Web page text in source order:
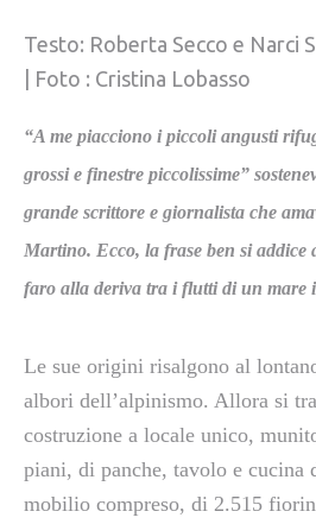
Testo: Roberta Secco e Narci
| Foto : Cristina Lobasso
“A me piacciono i piccoli angusti
grossi e finestre piccolissime”
grande scrittore e giornalista che
Martino. Ecco, la frase ben si addice
faro alla deriva tra i flutti di un mare
Le sue origini risalgono al
albori dell’alpinismo. Allora si
costruzione a locale unico,
piani, di panche, tavolo e cucina
mobilio compreso, di 2.515